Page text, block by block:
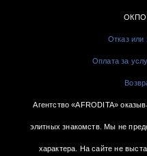
ОКПО
Отказ или
Оплата за
Агентство «AFRODITA»
элитных знакомств. Мы не
характера. На сайте не